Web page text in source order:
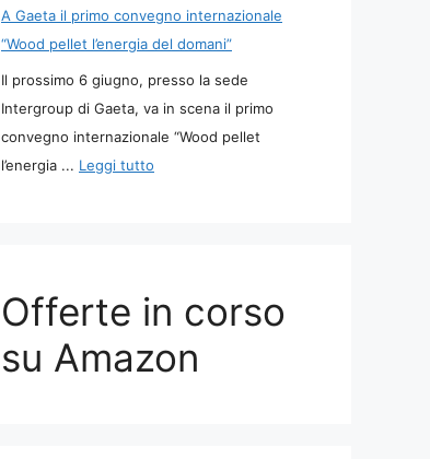
A Gaeta il primo convegno internazionale
“Wood pellet l’energia del domani”
Il prossimo 6 giugno, presso la sede
Intergroup di Gaeta, va in scena il primo
convegno internazionale “Wood pellet
l’energia ... Leggi tutto
Offerte in corso
su Amazon